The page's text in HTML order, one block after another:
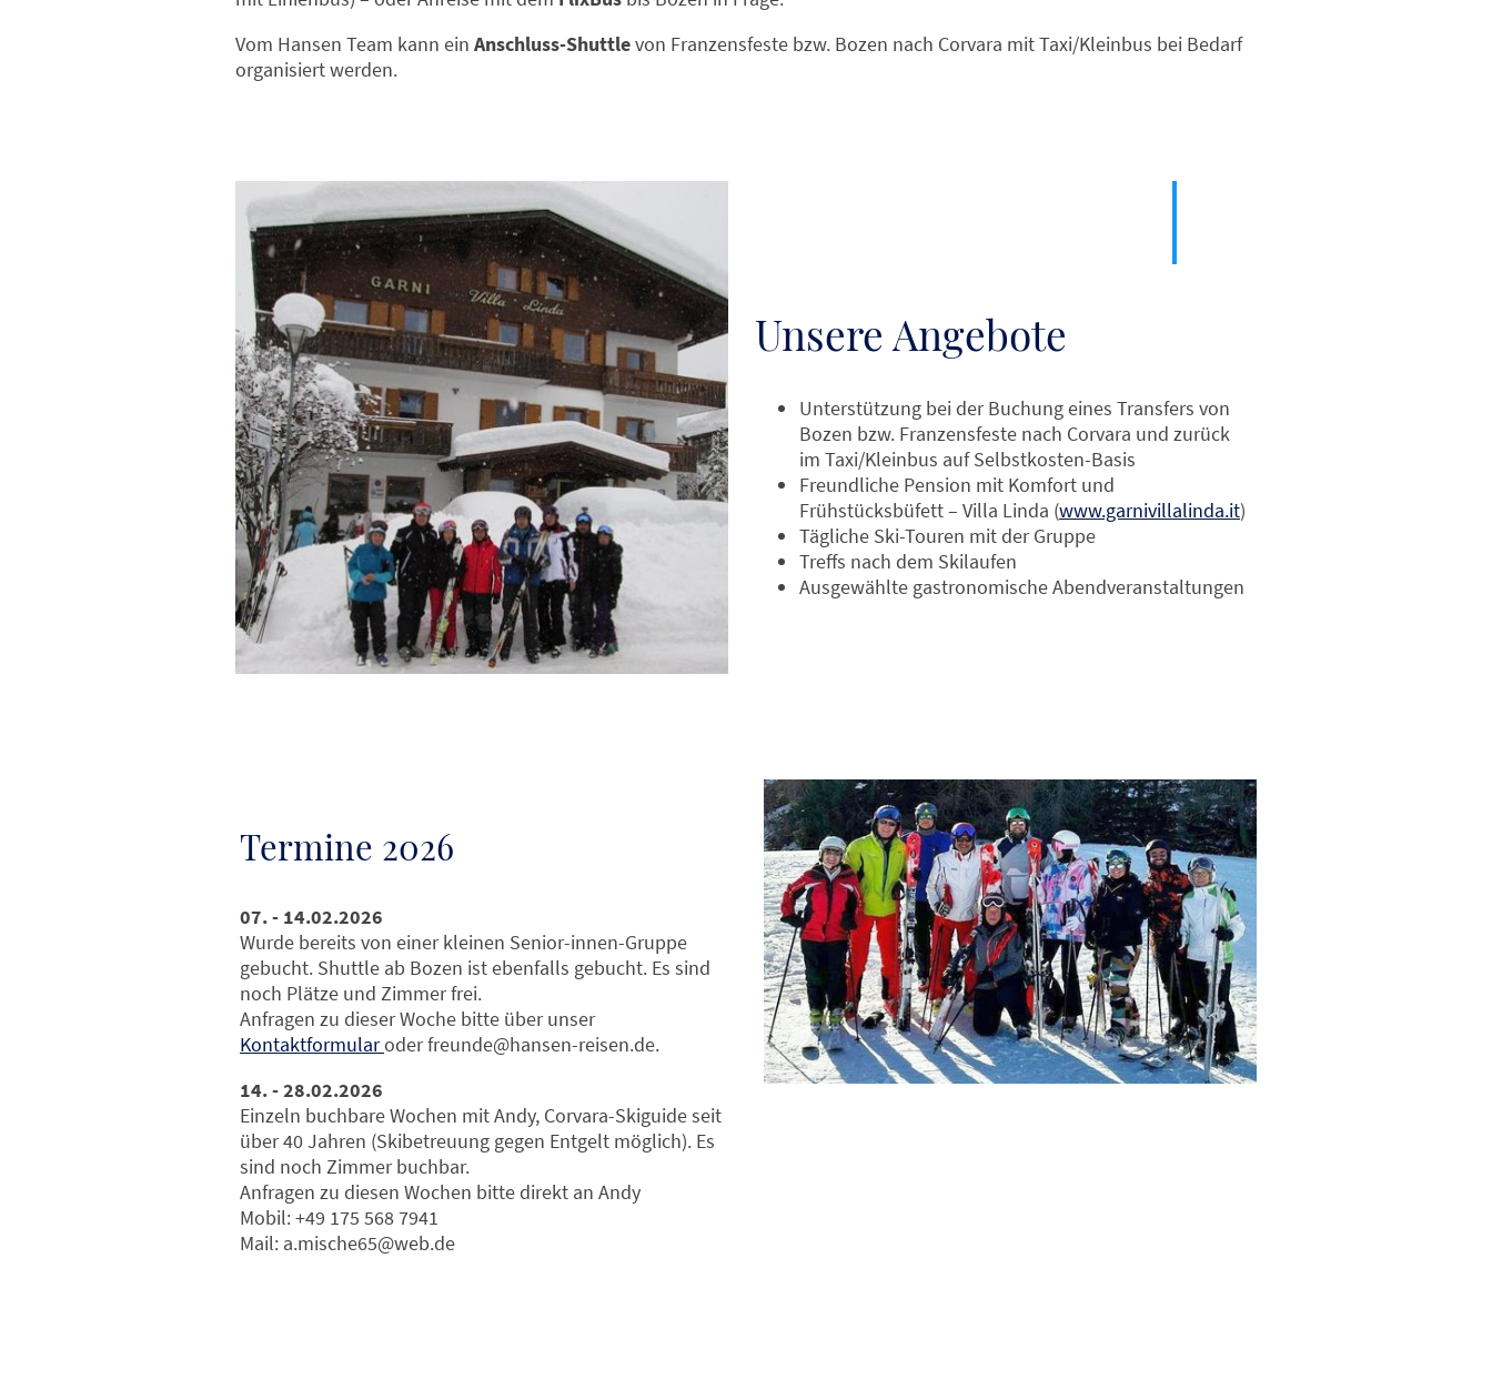
Vom Hansen Team kann ein Anschluss-Shuttlevon Franzensfeste bzw. Bozen nach Corvara mit Taxi/Kleinbus bei Bedarf
organisiert werden.
Unsere Angebote
Unterstützung bei der Buchung eines Transfers von
Bozen bzw. Franzensfeste nach Corvara und zurück
im Taxi/Kleinbus auf Selbstkosten-Basis
Freundliche Pension mit Komfort und
Frühstücksbüfett – Villa Linda (www.garnivillalinda.it)
Tägliche Ski-Touren mit der Gruppe
Treffs nach dem Skilaufen
Ausgewählte gastronomische Abendveranstaltungen
Termine 2026
07. - 14.02.2026
Wurde bereits von einer kleinen Senior-innen-Gruppe
gebucht. Shuttle ab Bozen ist ebenfalls gebucht. Es sind
noch Plätze und Zimmer frei.
Anfragen zu dieser Woche bitte über unser
Kontaktformularoder freunde@hansen-reisen.de.
14. - 28.02.2026
Einzeln buchbare Wochen mit Andy, Corvara-Skiguide seit
über 40 Jahren (Skibetreuung gegen Entgelt möglich). Es
sind noch Zimmer buchbar.
Anfragen zu diesen Wochen bitte direkt an Andy
Mobil: +49 175 568 7941
Mail: a.mische65@web.de